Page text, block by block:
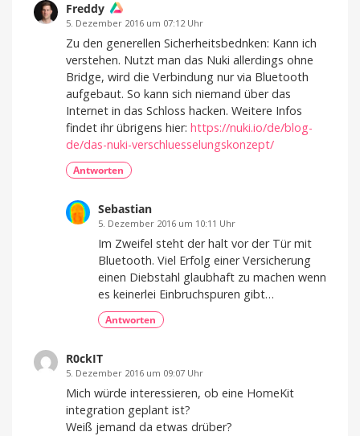
Freddy
5. Dezember 2016 um 07:12 Uhr
Zu den generellen Sicherheitsbednken: Kann ich
verstehen. Nutzt man das Nuki allerdings ohne
Bridge, wird die Verbindung nur via Bluetooth
aufgebaut. So kann sich niemand über das
Internet in das Schloss hacken. Weitere Infos
findet ihr übrigens hier: https://nuki.io/de/blog-
de/das-nuki-verschluesselungskonzept/
Antworten
Sebastian
5. Dezember 2016 um 10:11 Uhr
Im Zweifel steht der halt vor der Tür mit
Bluetooth. Viel Erfolg einer Versicherung
einen Diebstahl glaubhaft zu machen wenn
es keinerlei Einbruchspuren gibt…
Antworten
R0ckIT
5. Dezember 2016 um 09:07 Uhr
Mich würde interessieren, ob eine HomeKit
integration geplant ist?
Weiß jemand da etwas drüber?